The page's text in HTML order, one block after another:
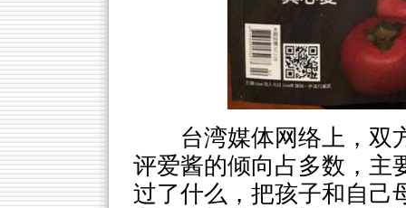
台湾媒体网络上，双
评爱酱的倾向占多数，主
过了什么，把孩子和自己